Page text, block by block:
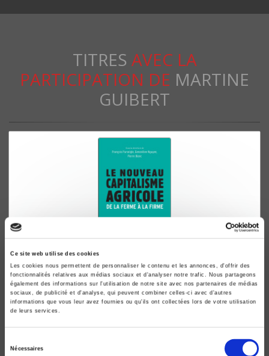
Ce site web utilise des cookies
Les cookies nous permettent de personnaliser le contenu et les annonces, d'offrir des
fonctionnalités relatives aux médias sociaux et d'analyser notre trafic. Nous partageons
également des informations sur l'utilisation de notre site avec nos partenaires de médias
sociaux, de publicité et d'analyse, qui peuvent combiner celles-ci avec d'autres
informations que vous leur avez fournies ou qu'ils ont collectées lors de votre utilisation
de leurs services.
Nécessaires
TITRES AVEC LA
PARTICIPATION DE MARTINE
GUIBERT
Le nouveau capitalisme agricole
De la ferme à la firme
François Purseigle, Geneviève Nguyen